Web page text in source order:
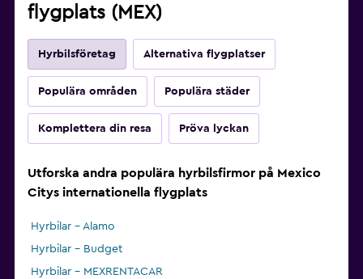
flygplats (MEX)
Hyrbilsföretag Alternativa flygplatser
Populära områden Populära städer
Komplettera din resa Pröva lyckan
Utforska andra populära hyrbilsfirmor på Mexico
Citys internationella flygplats
Hyrbilar – Alamo
Hyrbilar – Budget
Hyrbilar – MEXRENTACAR